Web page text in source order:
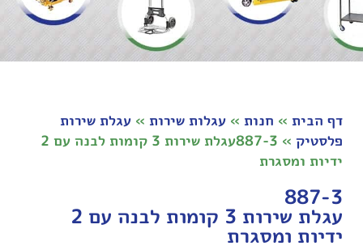
דף הבית » חנות » עגלות שירות » עגלת שירות
פלסטיק »
887-3עגלת שירות 3 קומות לבנה עם 2
ידיות ומסגרת
887-3
עגלת שירות 3 קומות לבנה עם 2
ידיות ומסגרת